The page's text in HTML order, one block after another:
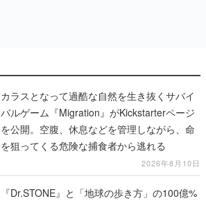
カラスとなって過酷な自然を生き抜くサバイ
バルゲーム『Migration』がKickstarterページ
を公開。空腹、休息などを管理しながら、命
を狙ってくる危険な捕食者から逃れる
2026年8月10日
『Dr.STONE』と「地球の歩き方」の100億%